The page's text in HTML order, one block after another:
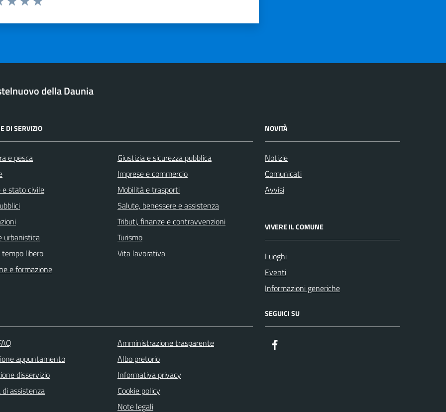
della Daunia
DI SERVIZIO
e pesca
e stato civile
urbanistica
libero
e formazione
Giustizia e sicurezza pubblica
Imprese e commercio
Mobilità e trasporti
Salute, benessere e assistenza
Tributi, finanze e contravvenzioni
Turismo
Vita lavorativa
NOVITÀ
Notizie
Comunicati
Avvisi
VIVERE IL COMUNE
Luoghi
Eventi
Informazioni generiche
appuntamento
disservizio
assistenza
Amministrazione trasparente
Albo pretorio
Informativa privacy
Cookie policy
Note legali
SEGUICI SU